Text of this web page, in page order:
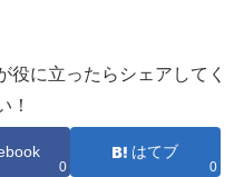
役に立ったらシェアしてく
！
0
はてブ
0